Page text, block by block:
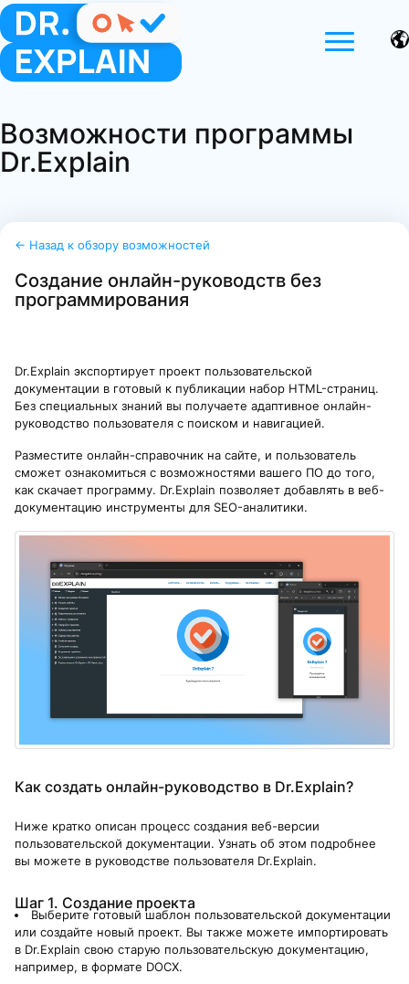
Возможности программы
Dr.Explain
← Назад к обзору возможностей
Создание онлайн-руководств без
программирования
Dr.Explain экспортирует проект пользовательской
документации в готовый к публикации набор HTML-страниц.
Без специальных знаний вы получаете адаптивное онлайн-
руководство пользователя с поиском и навигацией.
Разместите онлайн-справочник на сайте, и пользователь
сможет ознакомиться с возможностями вашего ПО до того,
как скачает программу. Dr.Explain позволяет добавлять в веб-
документацию инструменты для SEO-аналитики.
Как создать онлайн-руководство в Dr.Explain?
Ниже кратко описан процесс создания веб-версии
пользовательской документации. Узнать об этом подробнее
вы можете в руководстве пользователя Dr.Explain.
Шаг 1. Создание проекта
Выберите готовый шаблон пользовательской документации
или создайте новый проект. Вы также можете импортировать
в Dr.Explain свою старую пользовательскую документацию,
например, в формате DOCX.